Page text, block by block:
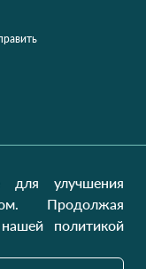
года
улучшения
Продолжая
политикой